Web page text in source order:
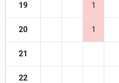
19 1
20 1
21
22